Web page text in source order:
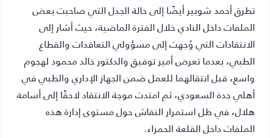
تطرق أحمد شوبير أيضًا إلى حالة الجدل التي صاحبت بعض
الملفات داخل النادي خلال الفترة الماضية، حيث أشار إلى
الانتقادات التي وُجهت إلى مسؤولي التعاقدات والقطاع
الطبي، بعدما تعرض أمير توفيق والدكتور خالد محمود لهجوم
واسع، قبل انتقالهما للعمل ضمن الجهاز الإداري والطبي في
أهلي جدة السعودي، ثم امتدت موجة الانتقاد لاحقًا إلى أسامة
هلال، في ظل استمرار النقاش حول مستوى إدارة هذه
الملفات داخل القلعة الحمراء.